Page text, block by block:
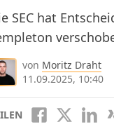
SEC hat
von Moritz Draht
11.09.2025, 10:40